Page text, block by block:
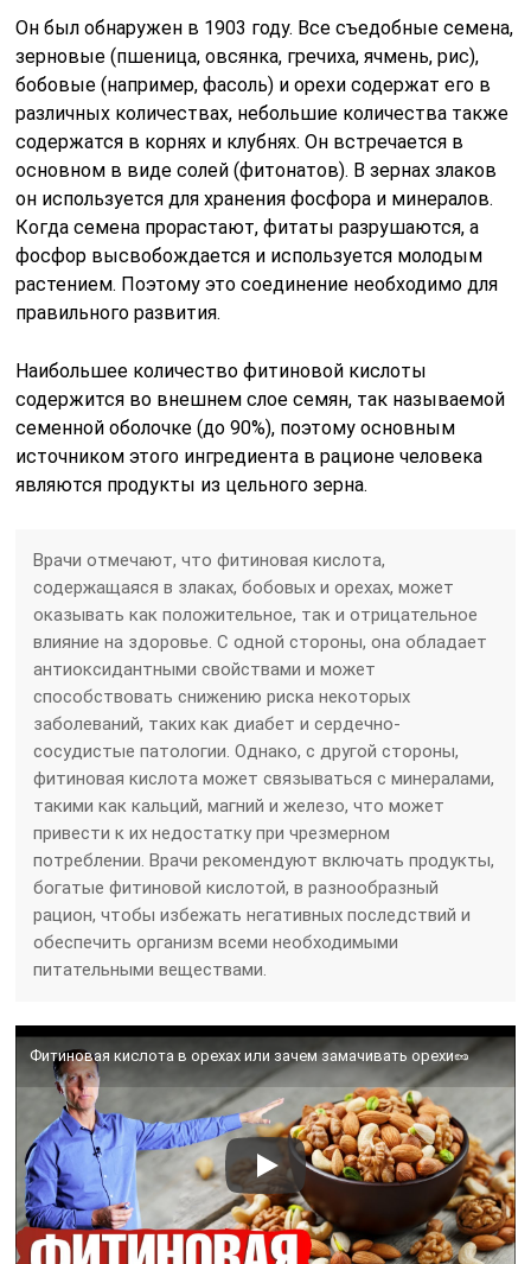
Он был обнаружен в 1903 году. Все съедобные семена,
зерновые (пшеница, овсянка, гречиха, ячмень, рис),
бобовые (например, фасоль) и орехи содержат его в
различных количествах, небольшие количества также
содержатся в корнях и клубнях. Он встречается в
основном в виде солей (фитонатов). В зернах злаков
он используется для хранения фосфора и минералов.
Когда семена прорастают, фитаты разрушаются, а
фосфор высвобождается и используется молодым
растением. Поэтому это соединение необходимо для
правильного развития.
Наибольшее количество фитиновой кислоты
содержится во внешнем слое семян, так называемой
семенной оболочке (до 90%), поэтому основным
источником этого ингредиента в рационе человека
являются продукты из цельного зерна.
Врачи отмечают, что фитиновая кислота,
содержащаяся в злаках, бобовых и орехах, может
оказывать как положительное, так и отрицательное
влияние на здоровье. С одной стороны, она обладает
антиоксидантными свойствами и может
способствовать снижению риска некоторых
заболеваний, таких как диабет и сердечно-
сосудистые патологии. Однако, с другой стороны,
фитиновая кислота может связываться с минералами,
такими как кальций, магний и железо, что может
привести к их недостатку при чрезмерном
потреблении. Врачи рекомендуют включать продукты,
богатые фитиновой кислотой, в разнообразный
рацион, чтобы избежать негативных последствий и
обеспечить организм всеми необходимыми
питательными веществами.
Фитиновая кислота в орехах или зачем замачивать орехи🥜